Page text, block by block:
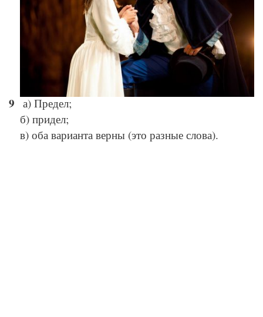
© Depositphotos
а) Предел;
б) придел;
в) оба варианта верны (это разные слова).